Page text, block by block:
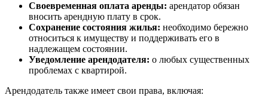
Своевременная оплата аренды: арендатор обязан
вносить арендную плату в срок.
Сохранение состояния жилья: необходимо бережно
относиться к имуществу и поддерживать его в
надлежащем состоянии.
Уведомление арендодателя: о любых существенных
проблемах с квартирой.
Арендодатель также имеет свои права, включая: